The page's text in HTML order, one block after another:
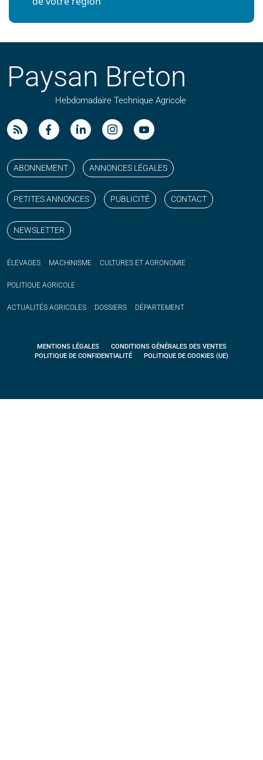
Paysan Breton
Hebdomadaire Technique Agricole
ABONNEMENT ANNONCES LÉGALES
PETITES ANNONCES PUBLICITÉ CONTACT
NEWSLETTER
ÉLEVAGES MACHINISME CULTURES ET AGRONOMIE
POLITIQUE AGRICOLE
ACTUALITÉS AGRICOLES DOSSIERS DÉPARTEMENT
MENTIONS LÉGALES
CONDITIONS GÉNÉRALES DES VENTES
POLITIQUE DE CONFIDENTIALITÉ
POLITIQUE DE COOKIES (UE)